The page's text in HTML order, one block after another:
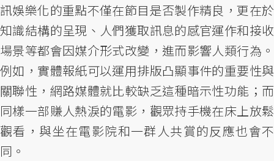
訊娛樂化的重點不僅在節目是否製作精良，更在於
知識結構的呈現、人們獲取訊息的感官運作和接收
場景等都會因媒介形式改變，進而影響人類行為。
例如，實體報紙可以運用排版凸顯事件的重要性與
關聯性，網路媒體就比較缺乏這種暗示性功能；而
同樣一部賺人熱淚的電影，觀眾持手機在床上放鬆
觀看，與坐在電影院和一群人共賞的反應也會不
同。